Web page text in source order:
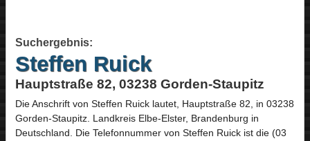
Suchergebnis:
Steffen Ruick
Hauptstraße 82, 03238 Gorden-Staupitz
Die Anschrift von Steffen Ruicklautet, Hauptstraße 82, in 03238
Gorden-Staupitz. Landkreis Elbe-Elster, Brandenburg in
Deutschland. Die Telefonnummer von Steffen Ruick ist die (03